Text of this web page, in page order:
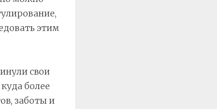
этим
свои
более
заботы и